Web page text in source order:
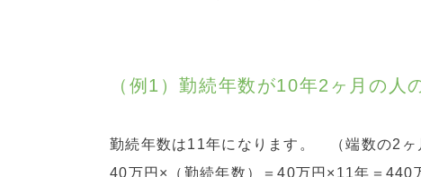
（例1）勤続年数が10年2ヶ月の人
勤続年数は11年になります。 （端数の2ヶ
40万円×（勤続年数）＝40万円×11年＝440